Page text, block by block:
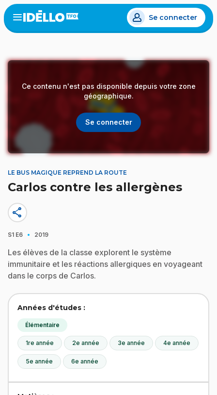
Aller
au
contenu
Open
menu
Se connecter
Ce contenu n'est pas disponible depuis votre zone
géographique.
Se connecter
LE BUS MAGIQUE REPREND LA ROUTE
Carlos contre les allergènes
share
S1 E6 · 2019
Les élèves de la classe explorent le système
immunitaire et les réactions allergiques en voyageant
dans le corps de Carlos.
Années d'études :
Élémentaire
1re année 2e année 3e année 4e année
5e année 6e année